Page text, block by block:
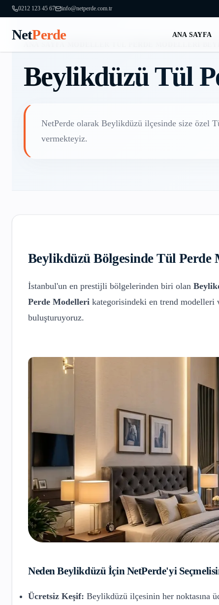
0212 123 45 67 info@netperde.com.tr
NetPerde ANA SAYFA
BeylikdüzüTül
NetPerde olarak Beylikdüzü ilçesinde size özel
vermekteyiz.
BeylikdüzüBölgesindeTül Perde
İstanbul'un en prestijli bölgelerinden biri olan
Perde Modelleri kategorisindeki en trend modelleri
buluşturuyoruz.
NedenBeylikdüzü İçin NetPerde'yi
Ücretsiz Keşif: Beylikdüzü ilçesinin her noktasına